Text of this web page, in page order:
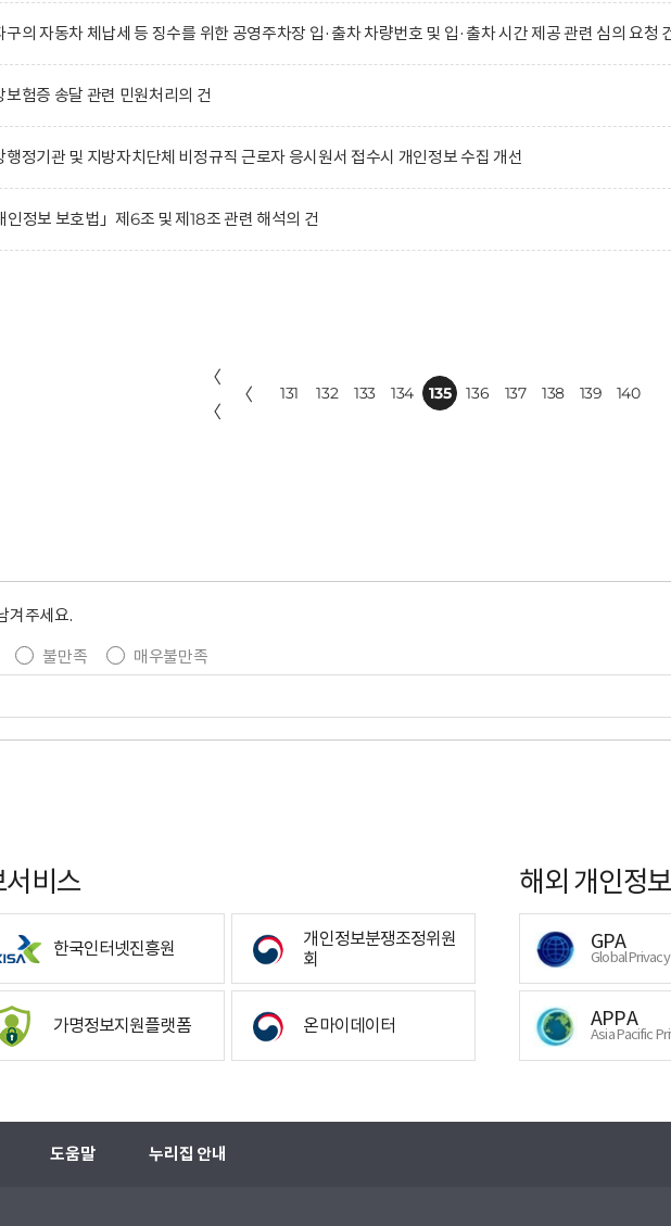
구의 자동차 체납세 등 징수를 위한 공영주차장 입·출차 차량번호 및 입·출차 시간 제공 관련 심의 요청
보험증 송달 관련 민원처리의 건
행정기관 및 지방자치단체 비정규직 근로자 응시원서 접수시 개인정보 수집 개선
인정보 보호법」제6조 및 제18조 관련 해석의 건
〈
〈
〈 131 132 133 134 135 136 137 138 139 140
겨주세요.
불만족 매우불만족
비스
한국인터넷진흥원
개인정보분쟁조정위원
회
가명정보지원플랫폼 온마이데이터
해외 개인정
GPA
Global
APPA
Asia Pacific
도움말 누리집 안내